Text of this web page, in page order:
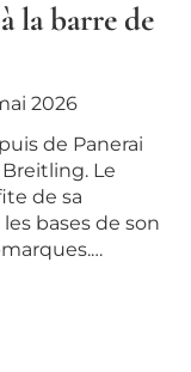
la barre de
2026
de Panerai
Le
de sa
bases de son